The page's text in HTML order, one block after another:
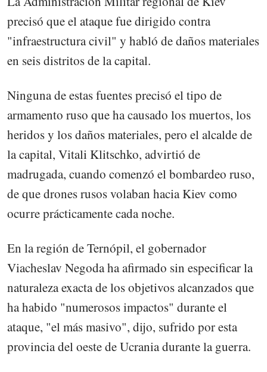
precisó que el ataque fue dirigido contra
"infraestructura civil" y habló de daños materiales
en seis distritos de la capital.
Ninguna de estas fuentes precisó el tipo de
armamento ruso que ha causado los muertos, los
heridos y los daños materiales, pero el alcalde de
la capital, Vitali Klitschko, advirtió de
madrugada, cuando comenzó el bombardeo ruso,
de que drones rusos volaban hacia Kiev como
ocurre prácticamente cada noche.
En la región de Ternópil, el gobernador
Viacheslav Negoda ha afirmado sin especificar la
naturaleza exacta de los objetivos alcanzados que
ha habido "numerosos impactos" durante el
ataque, "el más masivo", dijo, sufrido por esta
provincia del oeste de Ucrania durante la guerra.